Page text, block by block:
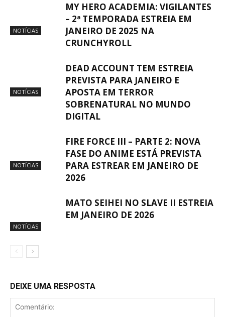
NOTÍCIAS
MY HERO ACADEMIA: VIGILANTES
– 2ª TEMPORADA ESTREIA EM
JANEIRO DE 2025 NA
CRUNCHYROLL
NOTÍCIAS
DEAD ACCOUNT TEM ESTREIA
PREVISTA PARA JANEIRO E
APOSTA EM TERROR
SOBRENATURAL NO MUNDO
DIGITAL
NOTÍCIAS
FIRE FORCE III – PARTE 2: NOVA
FASE DO ANIME ESTÁ PREVISTA
PARA ESTREAR EM JANEIRO DE
2026
NOTÍCIAS
MATO SEIHEI NO SLAVE II ESTREIA
EM JANEIRO DE 2026
DEIXE UMA RESPOSTA